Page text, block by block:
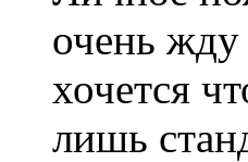
очень жду
хочется
лишь